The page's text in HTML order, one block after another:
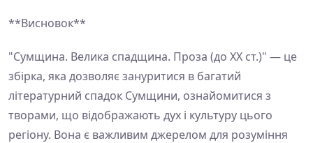
**Висновок**
"Сумщина. Велика спадщина. Проза (до ХХ ст.)" — це
збірка, яка дозволяє зануритися в багатий
літературний спадок Сумщини, ознайомитися з
творами, що відображають дух і культуру цього
регіону. Вона є важливим джерелом для розуміння